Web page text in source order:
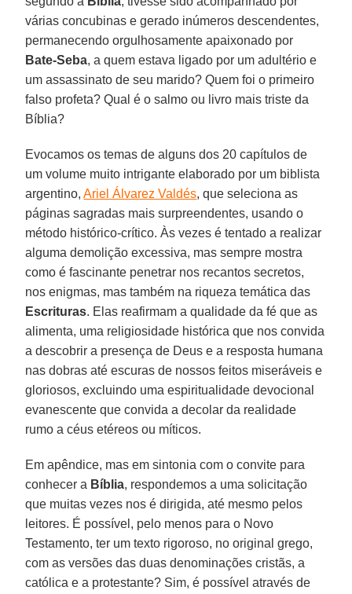
várias concubinas e gerado inúmeros descendentes,
permanecendo orgulhosamente apaixonado por
Bate-Seba, a quem estava ligado por um adultério e
um assassinato de seu marido? Quem foi o primeiro
falso profeta? Qual é o salmo ou livro mais triste da
Bíblia?
Evocamos os temas de alguns dos 20 capítulos de
um volume muito intrigante elaborado por um biblista
argentino,Ariel Álvarez Valdés, que seleciona as
páginas sagradas mais surpreendentes, usando o
método histórico-crítico. Às vezes é tentado a realizar
alguma demolição excessiva, mas sempre mostra
como é fascinante penetrar nos recantos secretos,
nos enigmas, mas também na riqueza temática das
Escrituras. Elas reafirmam a qualidade da fé que as
alimenta, uma religiosidade histórica que nos convida
a descobrir a presença de Deus e a resposta humana
nas dobras até escuras de nossos feitos miseráveis e
gloriosos, excluindo uma espiritualidade devocional
evanescente que convida a decolar da realidade
rumo a céus etéreos ou míticos.
Em apêndice, mas em sintonia com o convite para
conhecer a Bíblia, respondemos a uma solicitação
que muitas vezes nos é dirigida, até mesmo pelos
leitores. É possível, pelo menos para o Novo
Testamento, ter um texto rigoroso, no original grego,
com as versões das duas denominações cristãs, a
católica e a protestante? Sim, é possível através de